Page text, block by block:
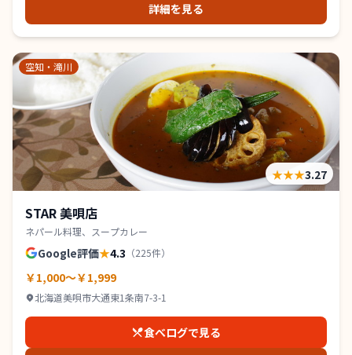
詳細を見る
空知・滝川
★★★3.27
STAR 美唄店
ネパール料理、スープカレー
Google評価★4.3 （225件）
￥1,000～￥1,999
北海道美唄市大通東1条南7-3-1
食べログで見る